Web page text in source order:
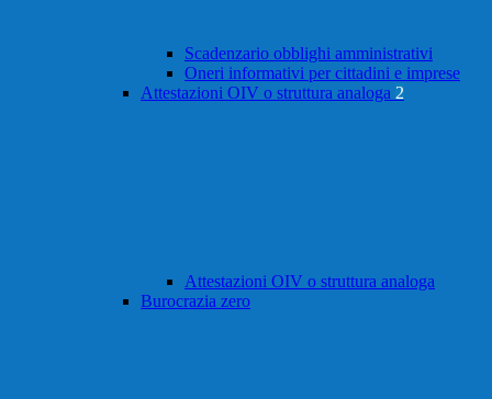
Scadenzario obblighi amministrativi
Oneri informativi per cittadini e imprese
Attestazioni OIV o struttura analoga 2
Attestazioni OIV o struttura analoga
Burocrazia zero